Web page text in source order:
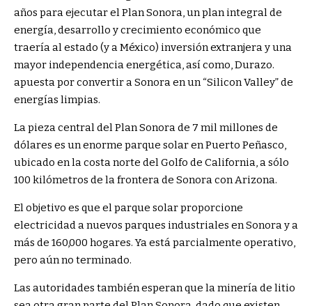
años para ejecutar el Plan Sonora, un plan integral de
energía, desarrollo y crecimiento económico que
traería al estado (y a México) inversión extranjera y una
mayor independencia energética, así como, Durazo.
apuesta por convertir a Sonora en un “Silicon Valley” de
energías limpias.
La pieza central del Plan Sonora de 7 mil millones de
dólares es un enorme parque solar en Puerto Peñasco,
ubicado en la costa norte del Golfo de California, a sólo
100 kilómetros de la frontera de Sonora con Arizona.
El objetivo es que el parque solar proporcione
electricidad a nuevos parques industriales en Sonora y a
más de 160,000 hogares. Ya está parcialmente operativo,
pero aún no terminado.
Las autoridades también esperan que la minería de litio